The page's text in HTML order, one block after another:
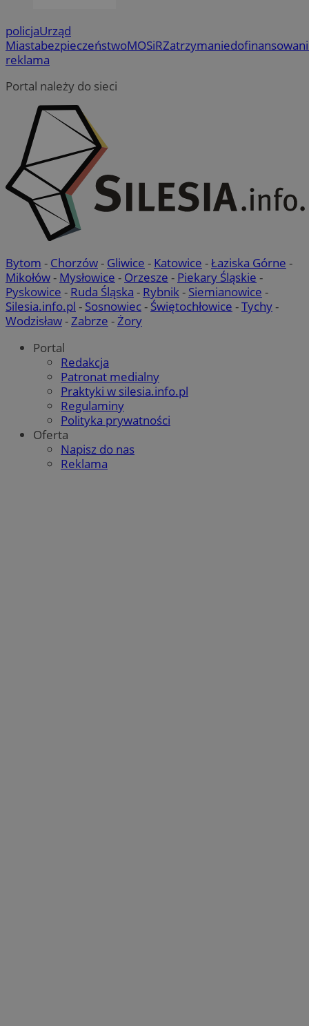
policjaUrząd
MiastabezpieczeństwoMOSiRZatrzymanie
reklama
Portal należy do sieci
Bytom - Chorzów- Gliwice - Katowice -Łaziska Górne -
Mikołów- Mysłowice - Orzesze - Piekary Śląskie -
Pyskowice - Ruda Śląska - Rybnik- Siemianowice -
Silesia.info.pl - Sosnowiec- Świętochłowice -Tychy-
Wodzisław-Zabrze -Żory
Portal
Redakcja
Patronat medialny
Praktyki w silesia.info.pl
Regulaminy
Polityka prywatności
Oferta
Napisz do nas
Reklama